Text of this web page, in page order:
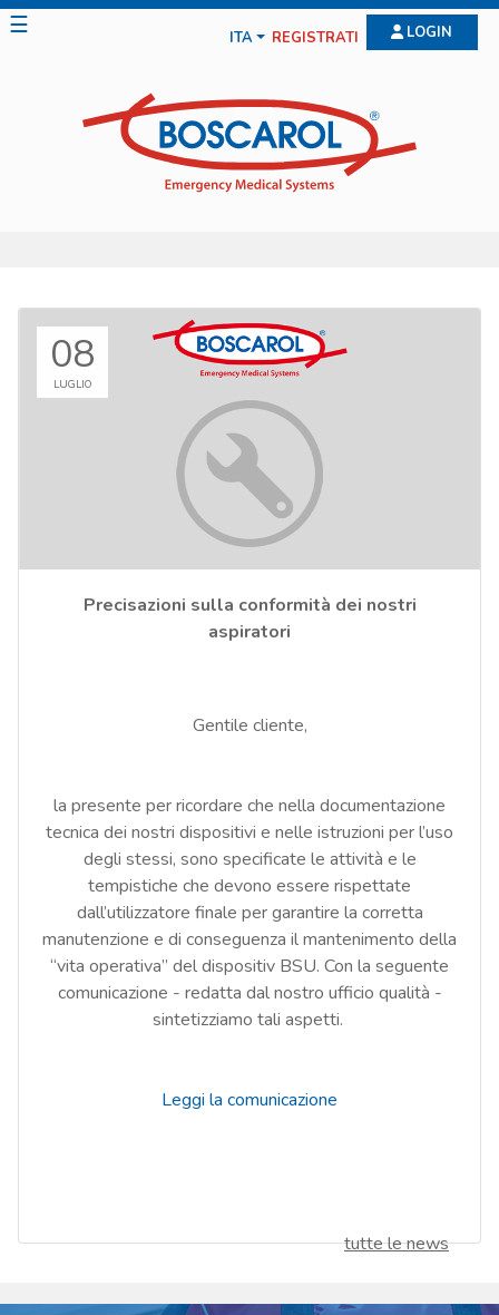
☰ ITA REGISTRATI LOGIN
08
LUGLIO
Precisazioni sulla conformità dei nostri
aspiratori
Gentile cliente,
la presente per ricordare che nella documentazione
tecnica dei nostri dispositivi e nelle istruzioni per l’uso
degli stessi, sono specificate le attività e le
tempistiche che devono essere rispettate
dall’utilizzatore finale per garantire la corretta
manutenzione e di conseguenza il mantenimento della
“vita operativa” del dispositiv BSU. Con la seguente
comunicazione - redatta dal nostro ufficio qualità -
sintetizziamo tali aspetti.
Leggi la comunicazione
tutte le news